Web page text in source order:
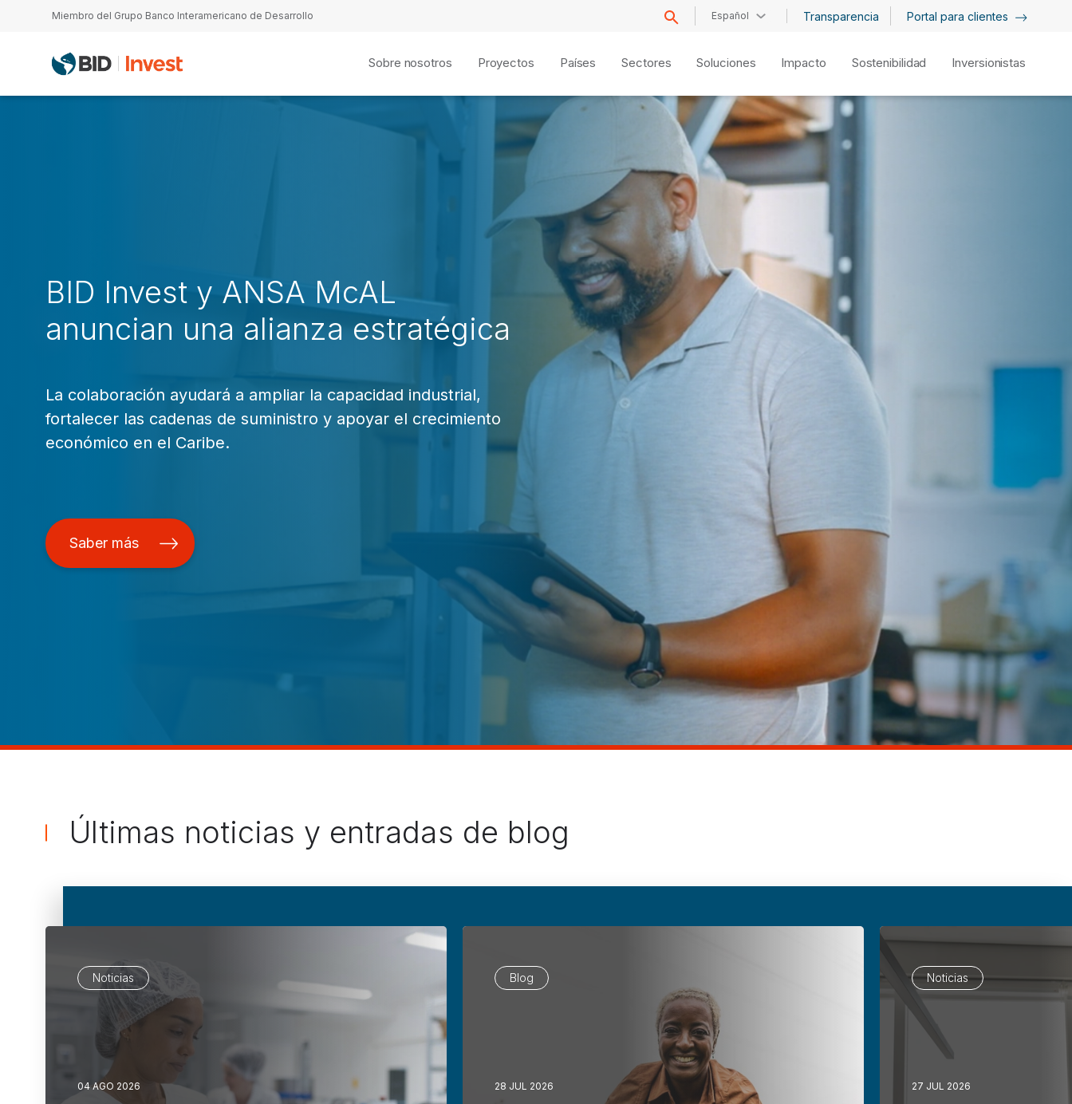
Pasar al contenido principal
Miembro del Grupo Banco Interamericano de Desarrollo Español Transparencia Portal para clientes
Sobre nosotros Proyectos Países Sectores Soluciones Impacto Sostenibilidad Inversionistas
BID Invest y ANSA McAL
anuncian una alianza estratégica
La colaboración ayudará a ampliar la capacidad industrial,
fortalecer las cadenas de suministro y apoyar el crecimiento
económico en el Caribe.
Saber más
Últimas noticias y entradas de blog
Noticias
04 AGO 2026
Blog
28 JUL 2026
Noticias
27 JUL 2026